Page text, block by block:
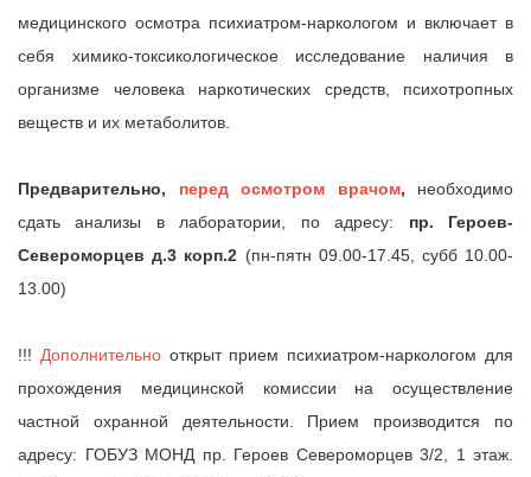
медицинского осмотра психиатром-наркологом и включает в
себя химико-токсикологическое исследование наличия в
организме человека наркотических средств, психотропных
веществ и их метаболитов.
Предварительно, перед осмотром врачом, необходимо
сдать анализы в лаборатории, по адресу: пр. Героев-
Cевероморцев д.3 корп.2 (пн-пятн 09.00-17.45, субб 10.00-
13.00)
!!! Дополнительно открыт прием психиатром-наркологом для
прохождения медицинской комиссии на осуществление
частной охранной деятельности. Прием производится по
адресу: ГОБУЗ МОНД пр. Героев Североморцев 3/2, 1 этаж.